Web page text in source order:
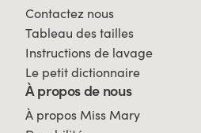
Contactez nous
Tableau des tailles
Instructions de lavage
Le petit dictionnaire
À propos de nous
À propos Miss Mary